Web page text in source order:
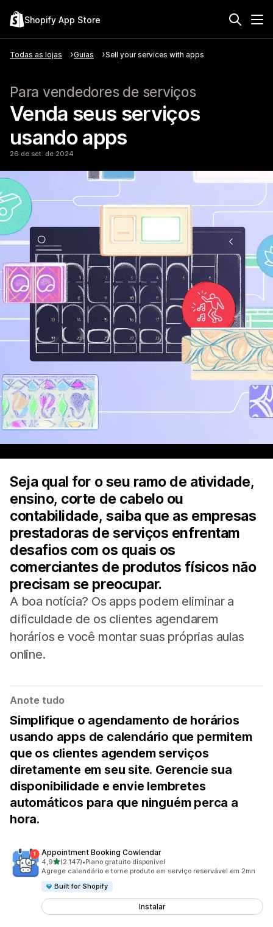
Shopify App Store
Todas as lojas Guias Sell your services with apps
Para vendedores de serviços
Venda seus serviços
usando apps
26 de set. de 2024
Seja qual for o seu ramo de atividade,
ensino, corte de cabelo ou
contabilidade, saiba que as empresas
prestadoras de serviços enfrentam
desafios com os quais os
comerciantes de produtos físicos não
precisam se preocupar.
A boa notícia? Os apps podem eliminar a
dificuldade de os clientes agendarem
horários e você montar suas próprias aulas
online.
Anote tudo
Simplifique o agendamento de horários
usando apps de calendário que permitem
que os clientes agendem serviços
diretamente em seu site. Gerencie sua
disponibilidade e envie lembretes
automáticos para que ninguém perca a
hora.
Appointment Booking Cowlendar
4,9de 5 estrelas
(2.147)
2147 avaliações ao todo
•Plano gratuito disponível
Agrege calendário e torne produto em serviço reservável em 2mn
Built for Shopify
Instalar